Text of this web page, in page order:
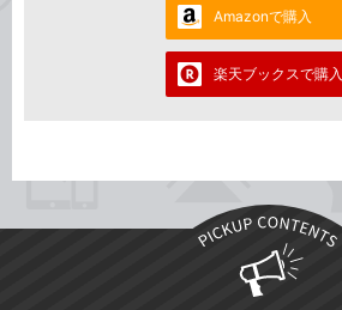
Amazonで購入
楽天ブックスで購入